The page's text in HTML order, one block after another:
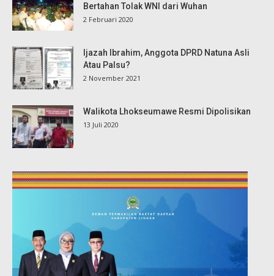
Bertahan Tolak WNI dari Wuhan
2 Februari 2020
Ijazah Ibrahim, Anggota DPRD Natuna Asli
Atau Palsu?
2 November 2021
Walikota Lhokseumawe Resmi Dipolisikan
13 Juli 2020